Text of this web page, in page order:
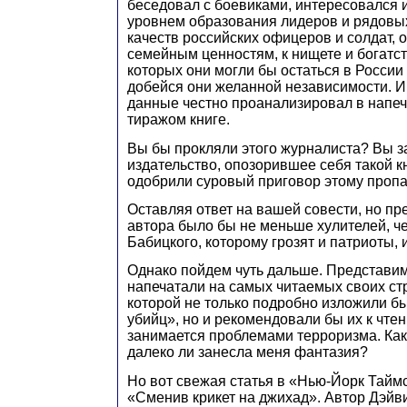
беседовал с боевиками, интересовался
уровнем образования лидеров и
качеств российских офицеров и солдат,
семейным ценностям, к нищете и
которых они могли бы остаться в
добейся они желанной независимости.
данные честно проанализировал в
тиражом книге.
Вы бы прокляли этого журналиста? Вы
издательство, опозорившее себя такой
одобрили суровый приговор этому
Оставляя ответ на вашей совести, но
автора было бы не меньше хулителей,
Бабицкого, которому грозят и патриоты,
Однако пойдем чуть дальше.
напечатали на самых читаемых своих
которой не только подробно изложили
убийц», но и рекомендовали бы их к
занимается проблемами терроризма.
далеко ли занесла меня фантазия?
Но вот свежая статья в «Нью-Йорк
«Сменив крикет на джихад». Автор